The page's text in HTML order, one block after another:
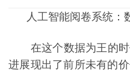
人工智能阅卷系统：
在这个数据为王的时
进展现出了前所未有的